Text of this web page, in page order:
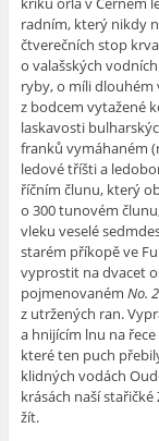
radním, který nikdy
čtverečních stop
o valašských
ryby, o míli dlouhém
z bodcem vytažené
laskavosti
franků vymáhaném
ledové tříšti a
říčním člunu, který
o 300 tunovém
vleku veselé
starém příkopě ve
vyprostit na dvacet
pojmenovaném No.
z utržených ran.
a hnijícím lnu na
které ten puch
klidných vodách
krásách naší
žít.